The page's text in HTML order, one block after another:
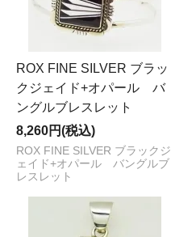
ROX FINE SILVER ブラッ
クジェイド+オパール バ
ングルブレスレット
8,260円(税込)
ROX FINE SILVER ブラックジ
ェイド+オパール バングルブ
レスレット